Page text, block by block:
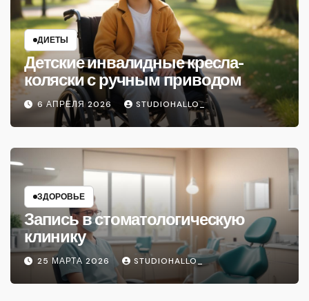
ДИЕТЫ
Детские инвалидные кресла-
коляски с ручным приводом
6 АПРЕЛЯ 2026 STUDIOHALLO_
ЗДОРОВЬЕ
Запись в стоматологическую
клинику
25 МАРТА 2026 STUDIOHALLO_